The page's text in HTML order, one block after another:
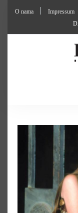
O nama Impressum